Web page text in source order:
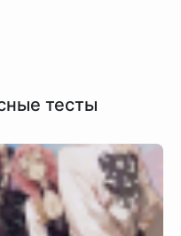
тесты